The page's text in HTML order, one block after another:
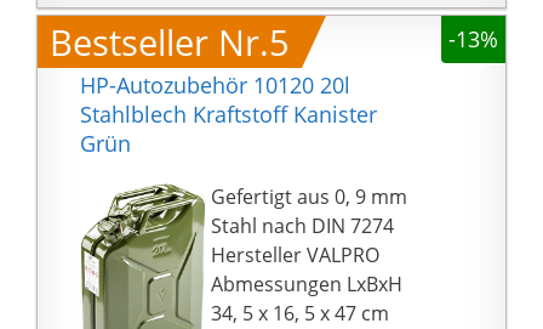
Ein Klassiker in
Aussehen und
Handhabung. Geliefert
werden: 1x 10L
Bestseller Nr.5
-13%
HP-Autozubehör 10120 20l
Stahlblech Kraftstoff Kanister
Grün
Gefertigt aus 0, 9 mm
Stahl nach DIN 7274
Hersteller VALPRO
Abmessungen LxBxH
34, 5 x 16, 5 x 47 cm